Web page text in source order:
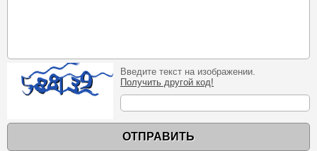
Введите текст на изображении.
Получить другой код!
ОТПРАВИТЬ